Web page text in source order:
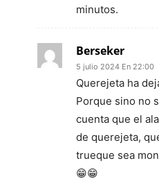
minutos.
Berseker
5 julio 2024 En 22:00
Querejeta ha
Porque sino no
cuenta que el
de querejeta,
trueque sea
😁😁